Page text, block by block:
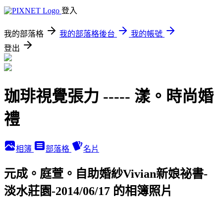
登入
我的部落格 我的部落格後台
我的帳號
登出
珈琲視覺張力 ----- 漾。時尚婚
禮
相簿 部落格 名片
元成。庭萱。自助婚紗Vivian新娘祕書-
淡水莊園-2014/06/17 的相簿照片